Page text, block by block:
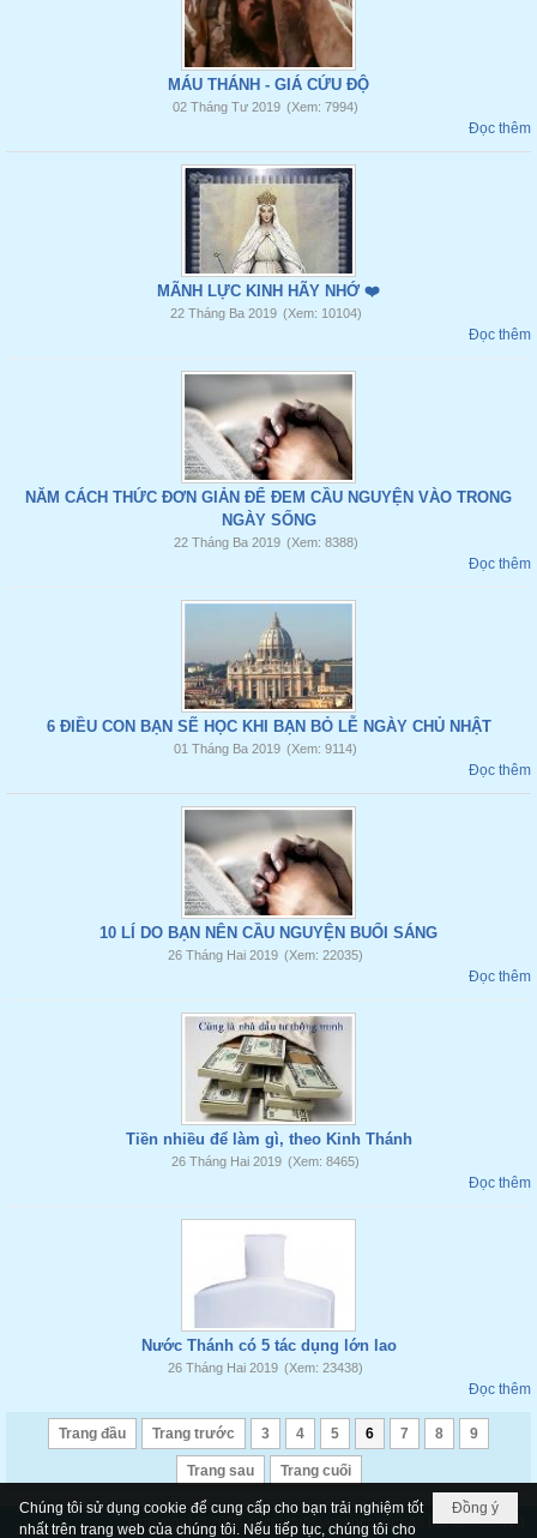
MÁU THÁNH - GIÁ CỨU ĐỘ
02 Tháng Tư 2019 (Xem: 7994)
Đọc thêm
MÃNH LỰC KINH HÃY NHỚ ❤️
22 Tháng Ba 2019 (Xem: 10104)
Đọc thêm
NĂM CÁCH THỨC ĐƠN GIẢN ĐỂ ĐEM CẦU NGUYỆN VÀO TRONG
NGÀY SỐNG
22 Tháng Ba 2019 (Xem: 8388)
Đọc thêm
6 ĐIỀU CON BẠN SẼ HỌC KHI BẠN BỎ LỄ NGÀY CHỦ NHẬT
01 Tháng Ba 2019 (Xem: 9114)
Đọc thêm
10 LÍ DO BẠN NÊN CẦU NGUYỆN BUỔI SÁNG
26 Tháng Hai 2019 (Xem: 22035)
Đọc thêm
Tiền nhiều để làm gì, theo Kinh Thánh
26 Tháng Hai 2019 (Xem: 8465)
Đọc thêm
Nước Thánh có 5 tác dụng lớn lao
26 Tháng Hai 2019 (Xem: 23438)
Đọc thêm
Trang đầu Trang trước 3 4 5 6 7 8 9
Trang sau Trang cuối
Copyright © 2026ducmefatimamancoi.orgAll rights reserved
Đồng ý
Chúng tôi sử dụng cookie để cung cấp cho bạn trải nghiệm tốt
nhất trên trang web của chúng tôi. Nếu tiếp tục, chúng tôi cho